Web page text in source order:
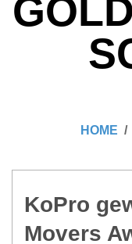
O
N
HOME
KoPro
Movers